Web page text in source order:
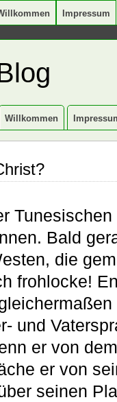
Impressum
Willkommen
Bald
die
frohlocke!
und
er von
er von
seinen